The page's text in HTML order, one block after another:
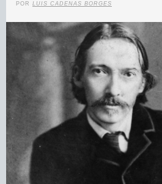
POR LUIS CADENAS BORGES